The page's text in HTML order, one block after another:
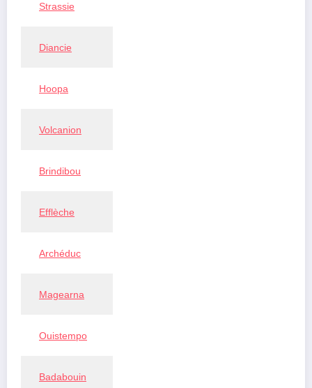
Strassie
Diancie
Hoopa
Volcanion
Brindibou
Efflèche
Archéduc
Magearna
Ouistempo
Badabouin